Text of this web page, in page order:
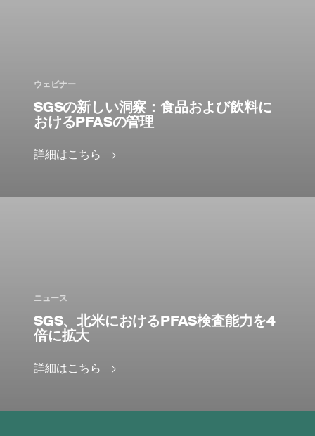
ウェビナー
SGSの新しい洞察：食品および飲料に
おけるPFASの管理
詳細はこちら
ニュース
SGS、北米におけるPFAS検査能力を4
倍に拡大
詳細はこちら